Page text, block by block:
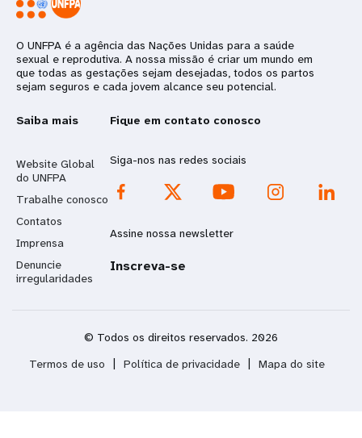
O UNFPA é a agência das Nações Unidas para a saúde
sexual e reprodutiva. A nossa missão é criar um mundo em
que todas as gestações sejam desejadas, todos os partos
sejam seguros e cada jovem alcance seu potencial.
Saiba mais
Website Global
do UNFPA
Trabalhe conosco
Contatos
Imprensa
Denuncie
irregularidades
Fique em contato conosco
Siga-nos nas redes sociais
Assine nossa newsletter
Inscreva-se
© Todos os direitos reservados. 2026
Termos de uso
Política de privacidade Mapa do site